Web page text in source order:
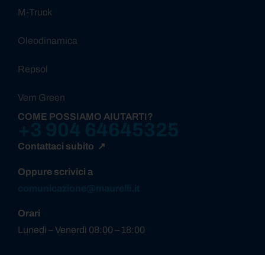
M-Truck
Oleodinamica
Repsol
Vem Green
COME POSSIAMO AIUTARTI?
Contattaci subito ↗
Oppure scrivici a
Orari
Lunedì – Venerdì 08:00 – 18:00